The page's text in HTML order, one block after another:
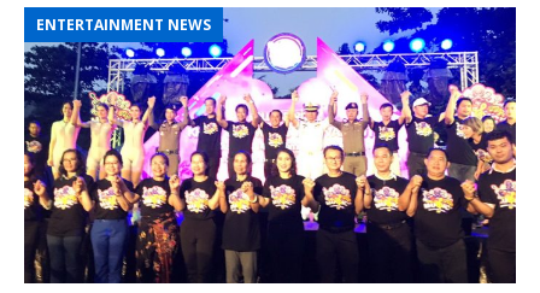
ENTERTAINMENT NEWS